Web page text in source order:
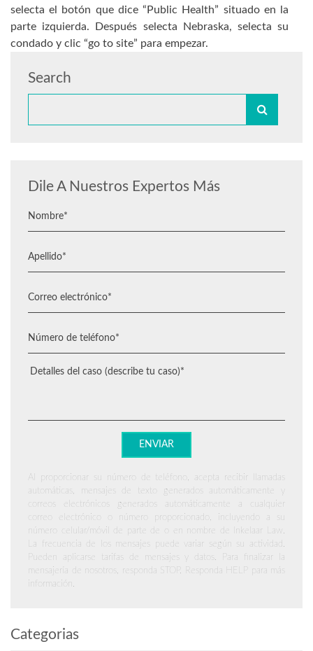
selecta el botón que dice “Public Health” situado en la
parte izquierda. Después selecta Nebraska, selecta su
condado y clic “go to site” para empezar.
Search
Dile A Nuestros Expertos Más
Al proporcionar su número de teléfono, acepta recibir llamadas
automáticas, mensajes de texto generados automáticamente y
correos electrónicos generados automáticamente a cualquier
correo electrónico o número proporcionado, incluyendo a su
número celular/móvil de parte de o en nombre de Inkelaar Law.
La frecuencia de los mensajes puede variar según su actividad.
Pueden aplicarse tarifas de mensajes y datos. Para finalizar la
mensajería de nosotros, responda STOP. Responda HELP para más
información.
Categorias